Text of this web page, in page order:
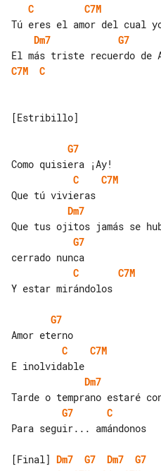
C
C7M
Dm7
G7
C7M
C
[Estribillo]
G7
C
C7M
Dm7
G7
C
C7M
Y estar mirándolos
G7
C
C7M
Dm7
G7
C
Para seguir... amándonos
[Final] Dm7 G7 Dm7
G7